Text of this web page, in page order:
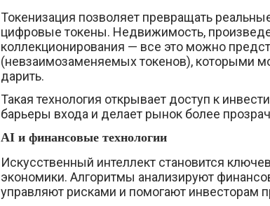
Токенизация позволяет превращать
цифровые токены. Недвижимость,
коллекционирования — все это можно
(невзаимозаменяемых токенов), которыми
дарить.
Такая технология открывает доступ к
барьеры входа и делает рынок более
AI и финансовые технологии
Искусственный интеллект становится
экономики. Алгоритмы анализируют
управляют рисками и помогают инвесторам